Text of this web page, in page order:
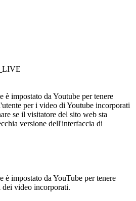
è impostato da Youtube per tenere
per i video di Youtube incorporati
se il visitatore del sito web sta
versione dell'interfaccia di
è impostato da YouTube per tenere
video incorporati.